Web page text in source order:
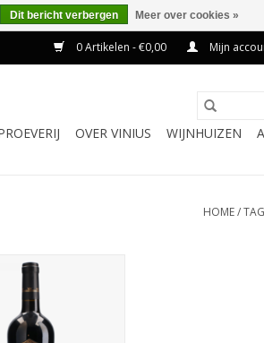
0 Artikelen - €0,00 Mijn
OVER VINIUS WIJNHUIZEN
HOME/
wijn, afkomstige
wijnstokken, heeft
van zwarte
pruimen. De smaak is
vol en intens met
Dit bericht verbergen Meer over cookies »